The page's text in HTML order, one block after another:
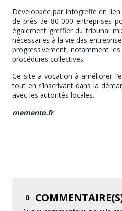
Développée par Infogreffe en
de près de 80 000 entreprises
également greffier du tribunal
nécessaires à la vie des
progressivement, notamment
procédures collectives.
Ce site a vocation à améliorer
tout en s’inscrivant dans la
avec les autorités locales.
memento.fr
0